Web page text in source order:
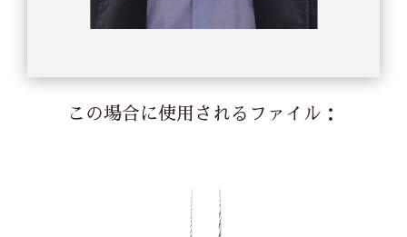
この場合に使用されるファイル：